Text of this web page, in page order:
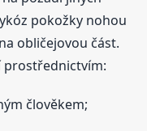
pokožky nohou
obličejovou část.
prostřednictvím:
člověkem;